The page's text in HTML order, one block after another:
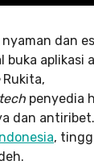
dan
buka aplikasi
Rukita,
penyedia
dan
,